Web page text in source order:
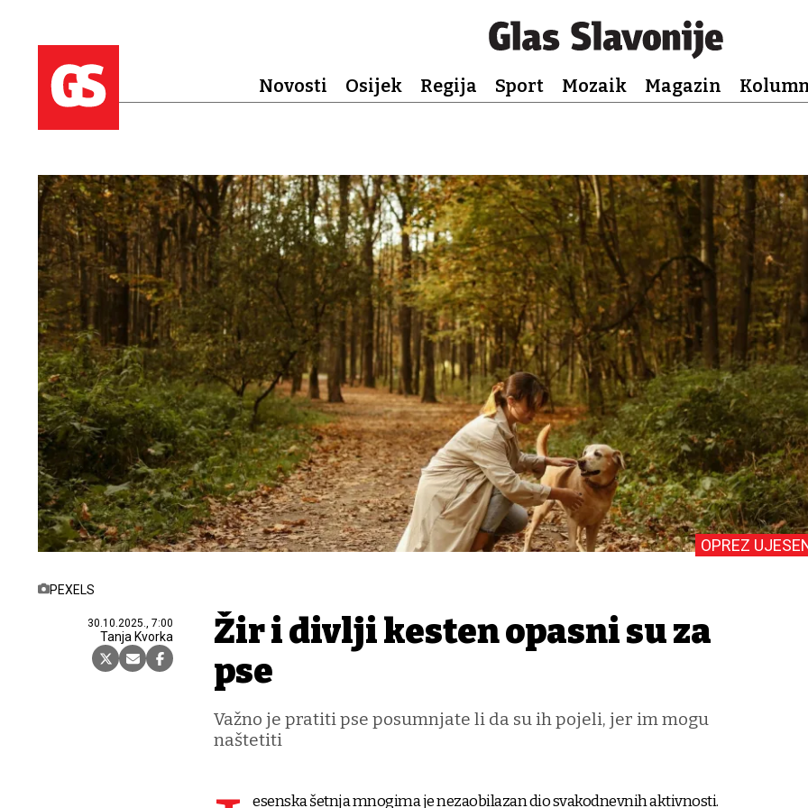
Novosti Osijek Regija Sport Mozaik Magazin
PEXELS
30.10.2025., 7:00
Tanja Kvorka
OPREZ
Žir i divlji kesten opasni su za
pse
Važno je pratiti pse posumnjate li da su ih pojeli, jer im mogu
naštetiti
esenska šetnja mnogima je nezaobilazan dio svakodnevnih aktivnosti.